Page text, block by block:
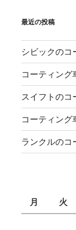
最近の投稿
シビックのコ
コーティング
スイフトのコ
コーティング
ランクルのコ
月
火